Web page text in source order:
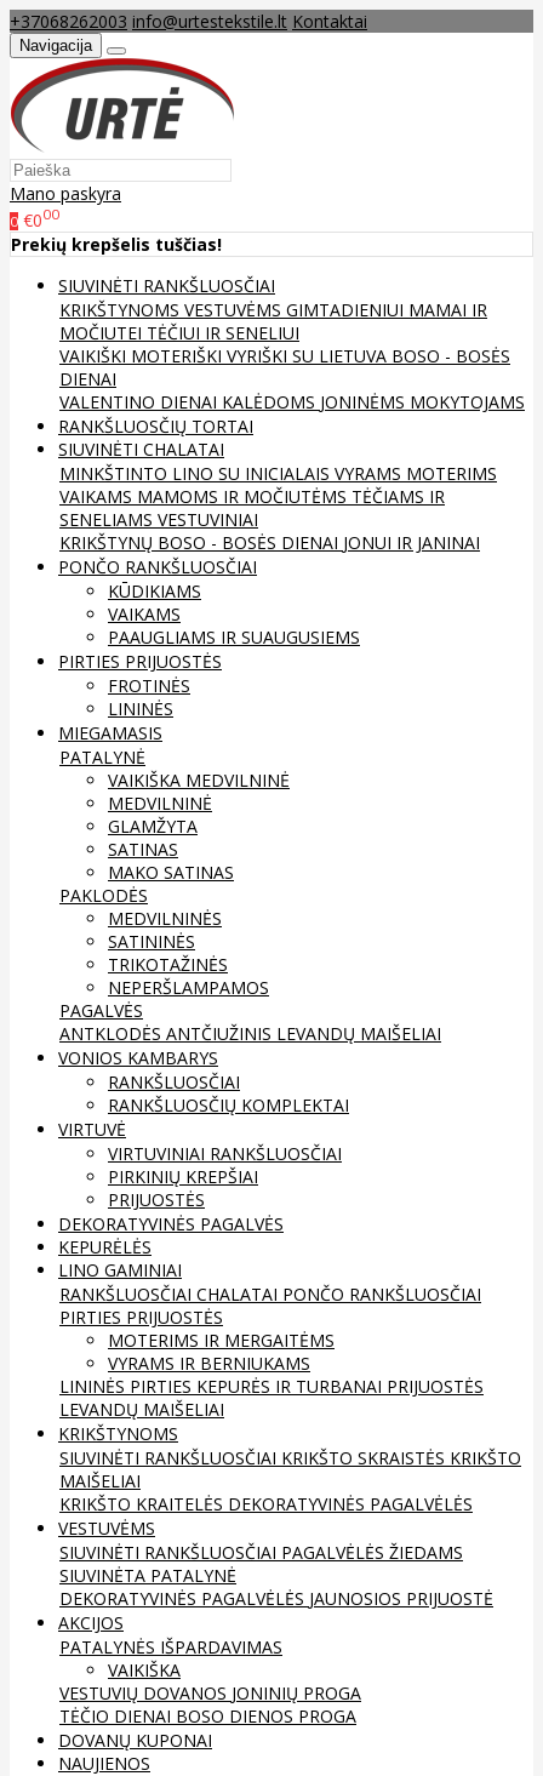
+37068262003 info@urtestekstile.lt Kontaktai
Navigacija
Mano paskyra
0 €000
Prekių krepšelis tuščias!
SIUVINĖTI RANKŠLUOSČIAI
KRIKŠTYNOMS VESTUVĖMS GIMTADIENIUI MAMAI IR
MOČIUTEI TĖČIUI IR SENELIUI
VAIKIŠKI MOTERIŠKI VYRIŠKI SU LIETUVA BOSO - BOSĖS
DIENAI
VALENTINO DIENAI KALĖDOMS JONINĖMS MOKYTOJAMS
RANKŠLUOSČIŲ TORTAI
SIUVINĖTI CHALATAI
MINKŠTINTO LINO SU INICIALAIS VYRAMS MOTERIMS
VAIKAMS MAMOMS IR MOČIUTĖMS TĖČIAMS IR
SENELIAMS VESTUVINIAI
KRIKŠTYNŲ BOSO - BOSĖS DIENAI JONUI IR JANINAI
PONČO RANKŠLUOSČIAI
KŪDIKIAMS
VAIKAMS
PAAUGLIAMS IR SUAUGUSIEMS
PIRTIES PRIJUOSTĖS
FROTINĖS
LININĖS
MIEGAMASIS
PATALYNĖ
VAIKIŠKA MEDVILNINĖ
MEDVILNINĖ
GLAMŽYTA
SATINAS
MAKO SATINAS
PAKLODĖS
MEDVILNINĖS
SATININĖS
TRIKOTAŽINĖS
NEPERŠLAMPAMOS
PAGALVĖS
ANTKLODĖS ANTČIUŽINIS LEVANDŲ MAIŠELIAI
VONIOS KAMBARYS
RANKŠLUOSČIAI
RANKŠLUOSČIŲ KOMPLEKTAI
VIRTUVĖ
VIRTUVINIAI RANKŠLUOSČIAI
PIRKINIŲ KREPŠIAI
PRIJUOSTĖS
DEKORATYVINĖS PAGALVĖS
KEPURĖLĖS
LINO GAMINIAI
RANKŠLUOSČIAI CHALATAI PONČO RANKŠLUOSČIAI
PIRTIES PRIJUOSTĖS
MOTERIMS IR MERGAITĖMS
VYRAMS IR BERNIUKAMS
LININĖS PIRTIES KEPURĖS IR TURBANAI PRIJUOSTĖS
LEVANDŲ MAIŠELIAI
KRIKŠTYNOMS
SIUVINĖTI RANKŠLUOSČIAI KRIKŠTO SKRAISTĖS KRIKŠTO
MAIŠELIAI
KRIKŠTO KRAITELĖS DEKORATYVINĖS PAGALVĖLĖS
VESTUVĖMS
SIUVINĖTI RANKŠLUOSČIAI PAGALVĖLĖS ŽIEDAMS
SIUVINĖTA PATALYNĖ
DEKORATYVINĖS PAGALVĖLĖS JAUNOSIOS PRIJUOSTĖ
AKCIJOS
PATALYNĖS IŠPARDAVIMAS
VAIKIŠKA
VESTUVIŲ DOVANOS JONINIŲ PROGA
TĖČIO DIENAI BOSO DIENOS PROGA
DOVANŲ KUPONAI
NAUJIENOS